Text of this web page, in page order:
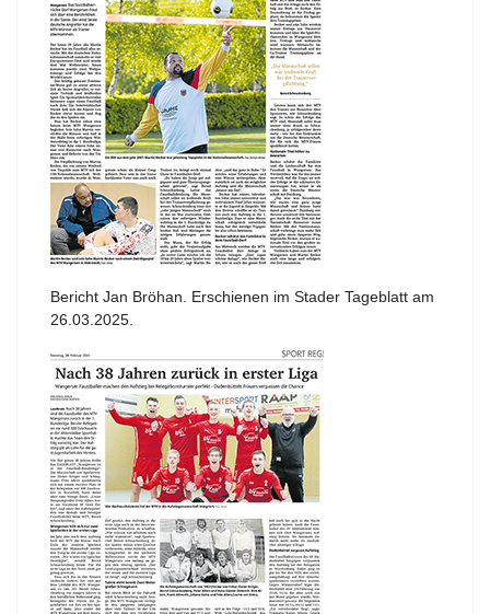
Bericht Jan Bröhan. Erschienen im Stader Tageblatt am
26.03.2025.